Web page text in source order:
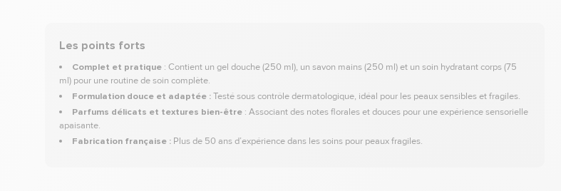
Les points forts
Complet et pratique : Contient un gel douche (250 ml), un savon mains (250 ml) et un soin hydratant corps (75
ml) pour une routine de soin complète.
Formulation douce et adaptée :Testé sous contrôle dermatologique, idéal pour les peaux sensibles et fragiles.
Parfums délicats et textures bien-être : Associant des notes florales et douces pour une expérience sensorielle
apaisante.
Fabrication française :Plus de 50 ans d’expérience dans les soins pour peaux fragiles.